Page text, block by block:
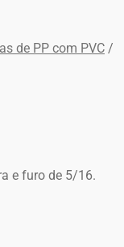
de PP com PVC /
e furo de 5/16.